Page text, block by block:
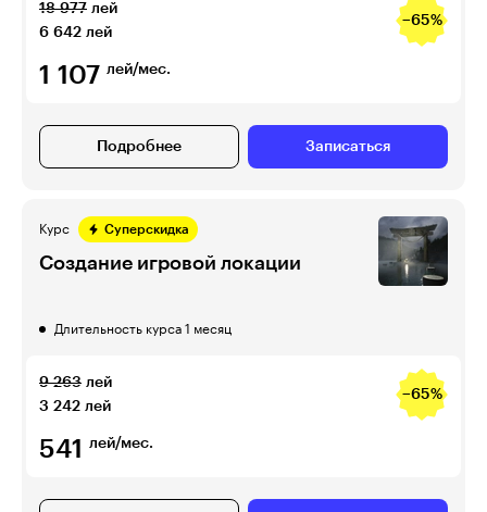
18 977 лей
6 642 лей
−65%
1 107 лей/мес.
Подробнее Записаться
Курс Суперскидка
Создание игровой локации
Длительность курса 1 месяц
9 263 лей
3 242 лей
−65%
541 лей/мес.